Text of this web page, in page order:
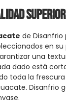
Superior
de Disanfrio
en
una
dado está
toda la
Disanfrio